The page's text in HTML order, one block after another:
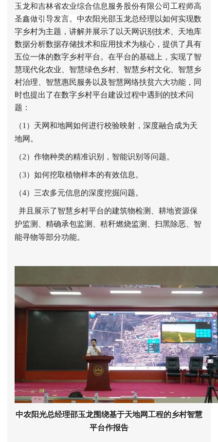
玉龙和吉林省农业综合信息服务股份有限公司工程师高
圣鑫做引导发言。 中农阳光邵玉龙总经理以如何实现数
字乡村为主题，讲解并展示了以天网识别技术、天地库
数据分析数据存储技术和应用技术为核心，提供了具有
五位一体的数字乡村平台。在平台的基础上，实现了智
慧现代化农业、智慧绿色乡村、智慧乡村文化、智慧乡
村治理、智慧惠民服务以及智慧网络扶贫六大功能，同
时也提出了在数字乡村平台建设过程中遇到的技术问
题：
（1） 天网和地网如何进行校验映射，深度融合成为天
地网。
（2） 作物种类的精准识别，智能识别等问题。
（3） 如何挖取植物样本的有效信息。
（4） 三农多元信息的深度挖掘问题。
并且展示了智慧乡村平台的建筑物检测、耕地资源保
护监测、精确承包监测、秸秆燃烧监测、扫黑除恶、智
能寻物等部分功能。
中农阳光总经理邵玉龙围绕基于天地网工程的乡村智慧
平台作报告